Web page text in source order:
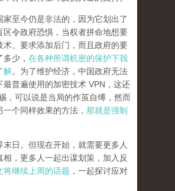
家至今仍是非法的，因为它划出了
区令政府恐惧，当权者拼命地想要
术、要求添加后门，而且政府的要
少， 在各种所谓机密的保护下我
解。为了维护经济，中国政府无法
最普遍使用的加密技术 VPN，这还
，可以说是当局的作茧自缚，然而
个同样效果的方法， 那就是强制
末日。但现在开始，就需要更多人
相，更多人一起出谋划策，加入反
将继续上周的话题 ，一起探讨应对